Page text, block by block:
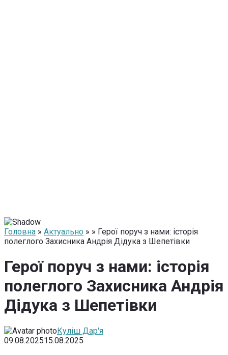
Головна » Актуально » » Герої поруч з нами: історія
полеглого Захисника Андрія Дідука з Шепетівки
Герої поруч з нами: історія
полеглого Захисника Андрія
Дідука з Шепетівки
Куліш Дар'я
09.08.202515.08.2025